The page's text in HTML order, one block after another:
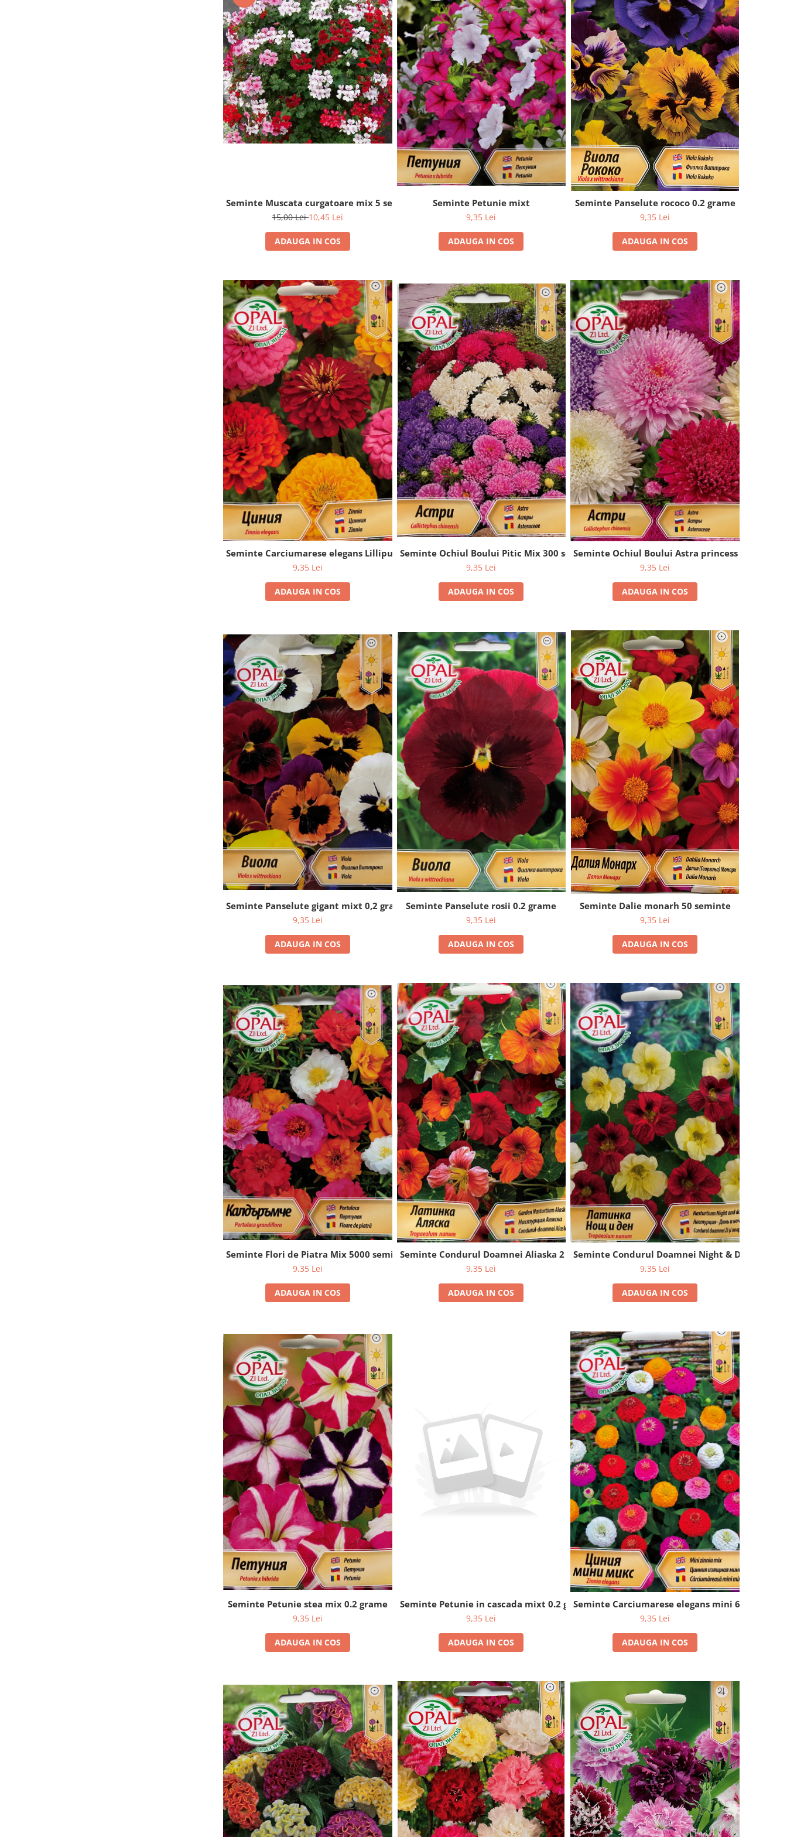
Seminte Muscata curgatoare mix 5 seminte
15,00 Lei10,45 Lei
ADAUGA IN COS
Seminte Petunie mixt
9,35 Lei
ADAUGA IN COS
Seminte Panselute rococo 0.2 grame
9,35 Lei
ADAUGA IN COS
Seminte Carciumarese elegans Lilliput mix (100 seminte)
9,35 Lei
ADAUGA IN COS
Seminte Ochiul Boului Pitic Mix 300 seminte
9,35 Lei
ADAUGA IN COS
Seminte Ochiul Boului Astra princess 0.7 grame
9,35 Lei
ADAUGA IN COS
Seminte Panselute gigant mixt 0,2 grame
9,35 Lei
ADAUGA IN COS
Seminte Panselute rosii 0.2 grame
9,35 Lei
ADAUGA IN COS
Seminte Dalie monarh 50 seminte
9,35 Lei
ADAUGA IN COS
Seminte Flori de Piatra Mix 5000 seminte
9,35 Lei
ADAUGA IN COS
Seminte Condurul Doamnei Aliaska 2 grame
9,35 Lei
ADAUGA IN COS
Seminte Condurul Doamnei Night & Day 2
9,35 Lei
ADAUGA IN COS
Seminte Petunie stea mix 0.2 grame
9,35 Lei
ADAUGA IN COS
Seminte Petunie in cascada mixt 0.2 grame
9,35 Lei
ADAUGA IN COS
Seminte Carciumarese elegans mini 60 seminte
9,35 Lei
ADAUGA IN COS